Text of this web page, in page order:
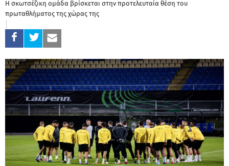
Η σκωτσέζικη ομάδα βρίσκεται στην προτελευταία θέση του
πρωταθλήματος της χώρας της